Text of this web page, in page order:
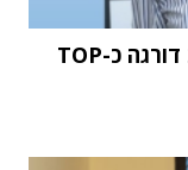
מחקר STKI השנתי: וואן טכנולוגיות דורגה כ-TOP